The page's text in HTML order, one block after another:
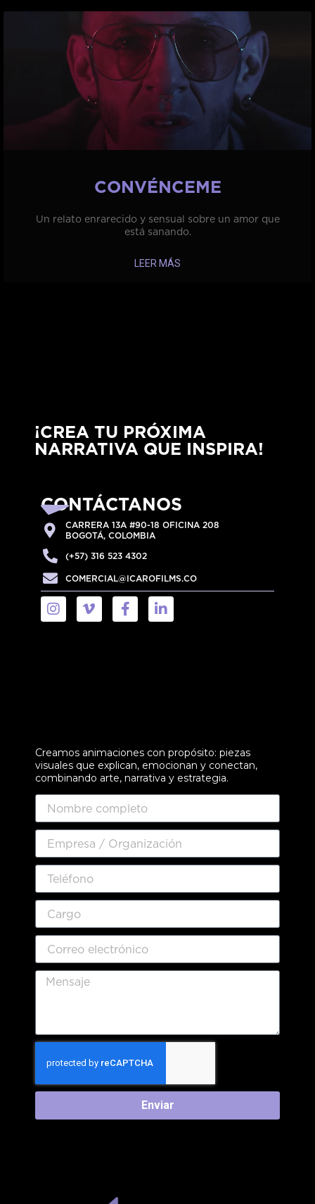
CONVÉNCEME
Un relato enrarecido y sensual sobre un amor que
está sanando.
LEER MÁS
¡CREA TU PRÓXIMA
NARRATIVA QUE INSPIRA!
CONTÁCTANOS
CARRERA 13A #90-18 OFICINA 208
BOGOTÁ, COLOMBIA
(+57) 316 523 4302
COMERCIAL@ICAROFILMS.CO
Creamos animaciones con propósito: piezas
visuales que explican, emocionan y conectan,
combinando arte, narrativa y estrategia.
Enviar